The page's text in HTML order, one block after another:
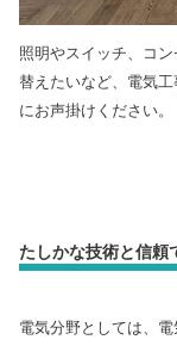
照明やスイッチ、コ
替えたいなど、電気
にお声掛けください。
たしかな技術と信頼
電気分野としては、